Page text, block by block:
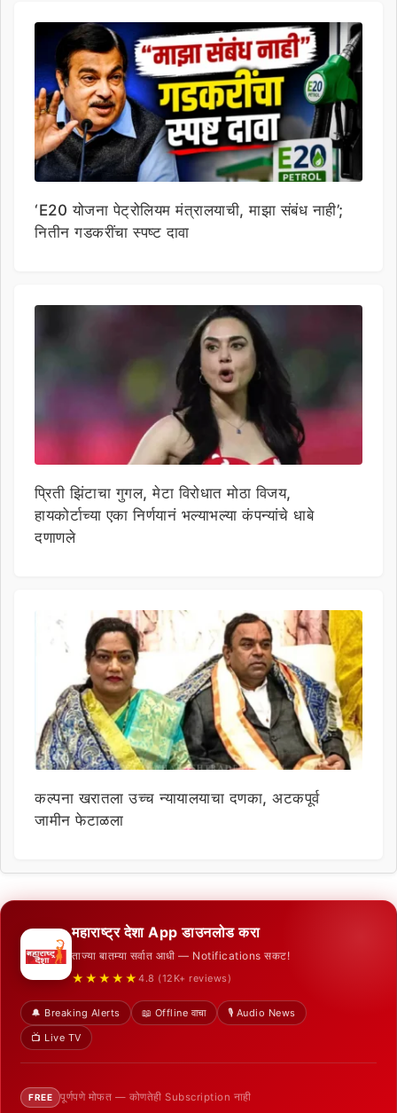
‘E20 योजना पेट्रोलियम मंत्रालयाची, माझा संबंध नाही’;
नितीन गडकरींचा स्पष्ट दावा
प्रिती झिंटाचा गुगल, मेटा विरोधात मोठा विजय,
हायकोर्टाच्या एका निर्णयानं भल्याभल्या कंपन्यांचे धाबे
दणाणले
कल्पना खरातला उच्च न्यायालयाचा दणका, अटकपूर्व
जामीन फेटाळला
महाराष्ट्र देशा App डाउनलोड करा
ताज्या बातम्या सर्वात आधी — Notifications सकट!
★★★★★ 4.8 (12K+ reviews)
🔔 Breaking Alerts 📖 Offline वाचा
🎙️ Audio News
📺 Live TV
FREE पूर्णपणे मोफत — कोणतेही Subscription नाही